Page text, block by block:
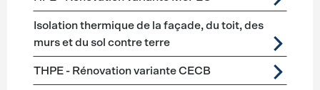
Isolation thermique de la façade, du toit, des
murs et du sol contre terre
THPE - Rénovation variante CECB